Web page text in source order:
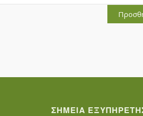
ΣΗΜΕΊΑ